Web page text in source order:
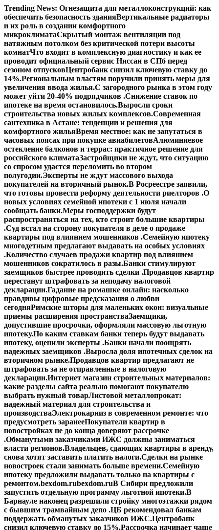
Перейти
к
содержимому
Trending News: Огнезащита для металлоконструкций: как
обеспечить безопасность зданияВертикальные радиаторы
и их роль в создании комфортного
микроклиматаСкрытый монтаж вентиляции под
натяжным потолком без критической потери высоты
комнатЧто входит в комплексную диагностику и как ее
проводит официальный сервис Ниссан в СПб перед
сезоном отпусковЦентробанк снизил ключевую ставку до
14%.Региональным властям поручили принять меры для
увеличения ввода жилья.С загородного рынка в этом году
может уйти 20-40% подрядчиков .Снижение ставок по
ипотеке на время остановилось.Выросли сроки
строительства новых жилых комплексов.Современная
сантехника в Астане: тенденции и решения для
комфортного жильяВремя местное: как не запутаться в
часовых поясах при покупке авиабилетовАлюминиевое
остекление балконов и террас: практичное решение для
российского климатаЗастройщики не ждут, что ситуацию
со спросом удастся переломить во втором
полугодии.Эксперты не ждут массового выхода
покупателей на вторичный рынок.В Росреестре заявили,
что готовы провести реформу деятельности риелторов .О
новых условиях семейной ипотеки с 1 июля начали
сообщать банки.Меры господдержки будут
распространяться на тех, кто строит большие квартиры
.Суд встал на сторону покупателя в деле о продаже
квартиры под влиянием мошенников .Семейную ипотеку
многодетным предлагают выдавать на особых условиях
.Количество случаев продажи квартир под влиянием
мошенников сократилось в разы.Банки стимулируют
заемщиков быстрее проводить сделки .Продавцов квартир
перестанут штрафовать за неподачу налоговой
декларации.Гадание на ромашке онлайн: насколько
правдивы цифровые предсказания о любви
сегодняРимские шторы для маленьких окон: визуальные
приемы расширения пространстваЗаемщики,
допустившие просрочки, оформляли массовую льготную
ипотеку.По каким ставкам банки теперь будут выдавать
ипотеку, оценили эксперты .Банки начали поощрять
надежных заемщиков .Выросла доля ипотечных сделок на
вторичном рынке.Продавцов квартир предлагают не
штрафовать за не отправленные в налоговую
декларации.Интернет магазин строительных материалов:
какие разделы сайта реально помогают покупателю
выбрать нужный товарЛистовой металлопрокат:
надежный материал для строительства и
производстваЭлектрокарниз в современном ремонте: что
предусмотреть заранееПокупатели квартир в
новостройках не до конца доверяют рассрочке
.Обманутыми заказчиками ИЖС должны заниматься
власти регионов.Владельцев, сдающих квартиры в аренду,
снова хотят заставить платить налоги.Сделки на рынке
новостроек стали занимать больше времени.Семейную
ипотеку предложили выдавать только на квартиры с
ремонтом.bexdom.rubexdom.ruВ Сибири предложили
запустить отдельную программу льготной ипотеки.В
Барнауле наконец разрешили стройку многоэтажки рядом
с бывшим трамвайным депо .ЦБ рекомендовал банкам
поддержать обманутых заказчиков ИЖС.Центробанк
снизил ключевую ставку до 15%.Рассрочка начинает чаще